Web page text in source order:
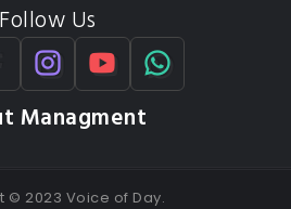
Follow Us
Managment
© 2023 Voice of Day.